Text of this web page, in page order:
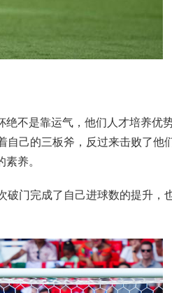
不是靠运气，他们人才培养优
己的三板斧，反过来击败了他
养。
门完成了自己进球数的提升，